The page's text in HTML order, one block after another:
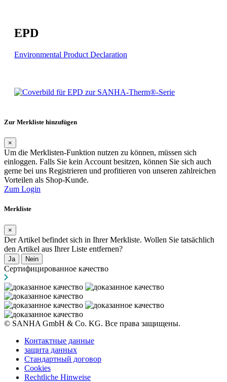
EPD
Environmental Product Declaration
Zur Merkliste hinzufügen
×
Um die Merklisten-Funktion nutzen zu können, müssen sich
einloggen. Falls Sie kein Account besitzen, können Sie sich auch
gerne bei uns Registrieren und profitieren von unseren zahlreichen
Vorteilen als Shop-Kunde.
Zum Login
Merkliste
×
Der Artikel befindet sich in Ihrer Merkliste. Wollen Sie tatsächlich
den Artikel aus Ihrer Liste entfernen?
Ja Nein
Сертифицированное качество
© SANHA GmbH & Co. KG. Все права защищены.
Контактные данные
защита данных
Стандартный договор
Cookies
Rechtliche Hinweise